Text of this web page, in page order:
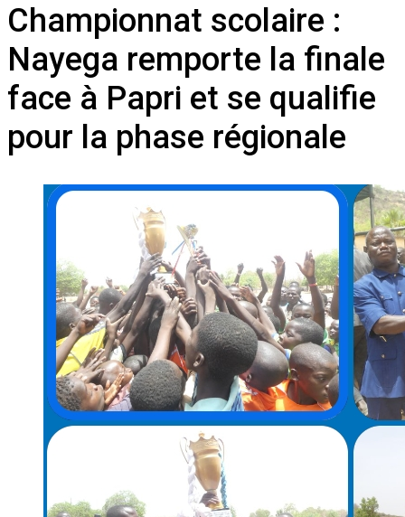
Championnat scolaire :
Nayega remporte la finale
face à Papri et se qualifie
pour la phase régionale